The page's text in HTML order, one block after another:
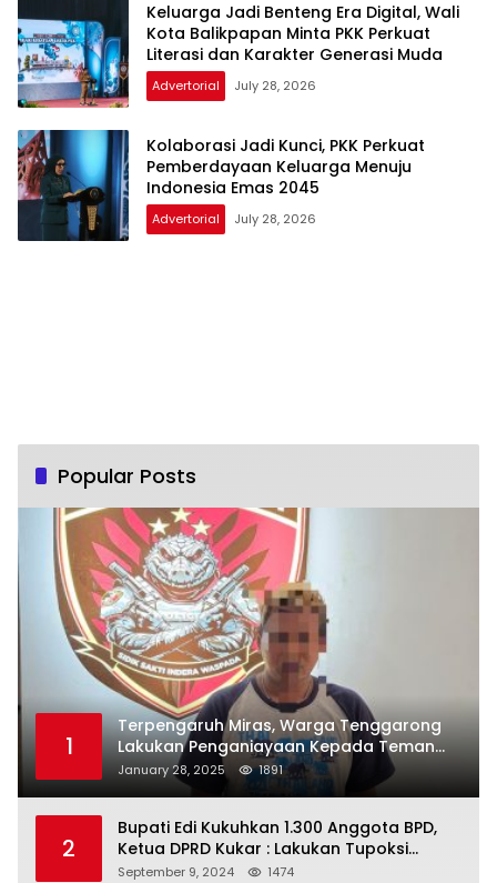
Keluarga Jadi Benteng Era Digital, Wali
Kota Balikpapan Minta PKK Perkuat
Literasi dan Karakter Generasi Muda
Advertorial July 28, 2026
Kolaborasi Jadi Kunci, PKK Perkuat
Pemberdayaan Keluarga Menuju
Indonesia Emas 2045
Advertorial July 28, 2026
Popular Posts
1
Terpengaruh Miras, Warga Tenggarong
Lakukan Penganiayaan Kepada Teman
Sendiri
January 28, 2025 1891
2
Bupati Edi Kukuhkan 1.300 Anggota BPD,
Ketua DPRD Kukar : Lakukan Tupoksi
Dengan Baik Untuk Wujudkan
September 9, 2024 1474